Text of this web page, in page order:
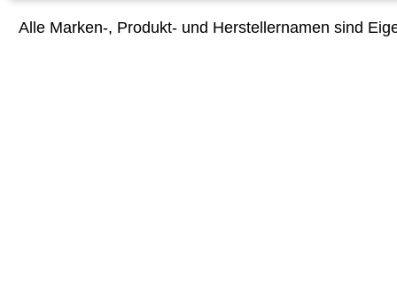
Alle Marken-, Produkt- und Herstellernamen sind